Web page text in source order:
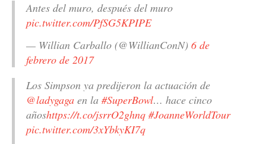
Antes del muro, después del muro
pic.twitter.com/PfSG5KPIPE
— Willian Carballo (@WillianConN) 6 de
febrero de 2017
Los Simpson ya predijeron la actuación de
@ladygaga en la #SuperBowl… hace cinco
añoshttps://t.co/jsrrO2ghnq #JoanneWorldTour
pic.twitter.com/3xYbkyKI7q